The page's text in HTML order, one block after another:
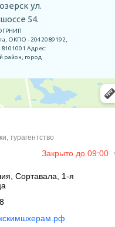
ул.
54.
ОКПО - 2042089192,
Адрес:
район, город